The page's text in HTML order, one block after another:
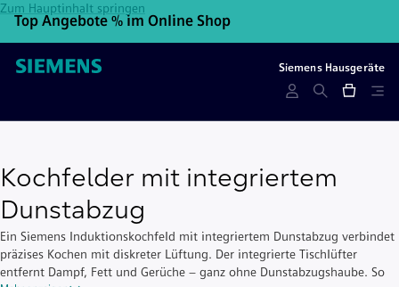
Zum Hauptinhalt springen
Top Angebote % im Online Shop
Siemens Hausgeräte
Kochfelder mit integriertem
Dunstabzug
Ein Siemens Induktionskochfeld mit integriertem Dunstabzug verbindet
präzises Kochen mit diskreter Lüftung. Der integrierte Tischlüfter
entfernt Dampf, Fett und Gerüche – ganz ohne Dunstabzugshaube. So